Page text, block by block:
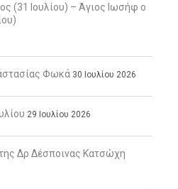
(31 Ιουλίου) – Άγιος Ιωσήφ ο
Φωκά 30 Ιουλίου 2026
29 Ιουλίου 2026
Δρ Δέσποινας Κατσώχη